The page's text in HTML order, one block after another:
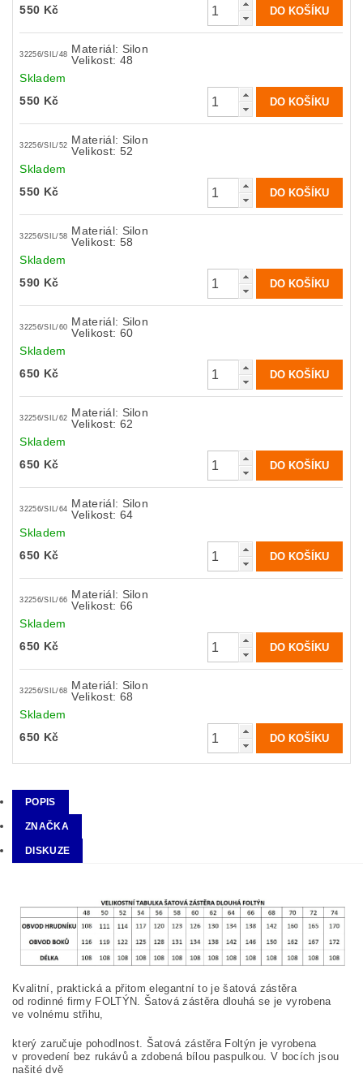
550 Kč
32256/SIL/48 Materiál: Silon
Velikost: 48
Skladem
550 Kč
32256/SIL/52 Materiál: Silon
Velikost: 52
Skladem
550 Kč
32256/SIL/58 Materiál: Silon
Velikost: 58
Skladem
590 Kč
32256/SIL/60 Materiál: Silon
Velikost: 60
Skladem
650 Kč
32256/SIL/62 Materiál: Silon
Velikost: 62
Skladem
650 Kč
32256/SIL/64 Materiál: Silon
Velikost: 64
Skladem
650 Kč
32256/SIL/66 Materiál: Silon
Velikost: 66
Skladem
650 Kč
32256/SIL/68 Materiál: Silon
Velikost: 68
Skladem
650 Kč
POPIS
ZNAČKA
DISKUZE
Kvalitní, praktická a přitom elegantní to je šatová zástěra
od rodinné firmy FOLTÝN.Šatová zástěra dlouhá se je vyrobena
ve volnému střihu,
který zaručuje pohodlnost. Šatová zástěra Foltýn je vyrobena
v provedení bez rukávů a zdobená bílou paspulkou.V bocích jsou
našité dvě